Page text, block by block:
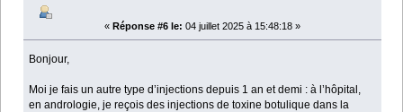
« Réponse #6 le: 04 juillet 2025 à 15:48:18 »
Bonjour,
Moi je fais un autre type d’injections depuis 1 an et demi : à l’hôpital,
en andrologie, je reçois des injections de toxine botulique dans la